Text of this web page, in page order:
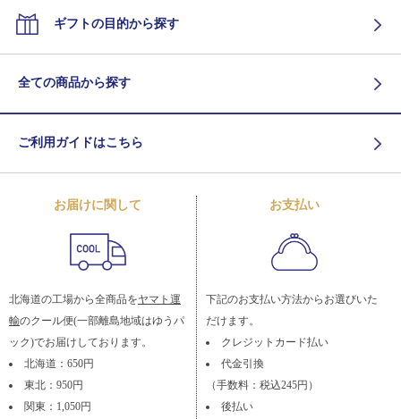
ギフトの目的から探す
全ての商品から探す
ご利用ガイドはこちら
お届けに関して
北海道の工場から全商品をヤマト運
輸のクール便(一部離島地域はゆうパ
ック)でお届けしております。
北海道：650円
東北：950円
関東：1,050円
お支払い
下記のお支払い方法からお選びいた
だけます。
クレジットカード払い
代金引換
（手数料：税込245円）
後払い